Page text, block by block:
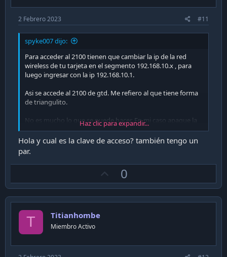
2 Febrero 2023 #11
spyke007 dijo:
Para acceder al 2100 tienen que cambiar la ip de la red
wireless de tu tarjeta en el segmento 192.168.10.x , para
luego ingresar con la ip 192.168.10.1.
Asi se accede al 2100 de gtd. Me refiero al que tiene forma
de triangulito.
No es mucho lo que se puede hacer. En mi caso apague la
luz del logo.
Haz clic para expandir...
Hola y cual es la clave de acceso? también tengo un
par.
p
v
0
T Titianhombe
Miembro Activo